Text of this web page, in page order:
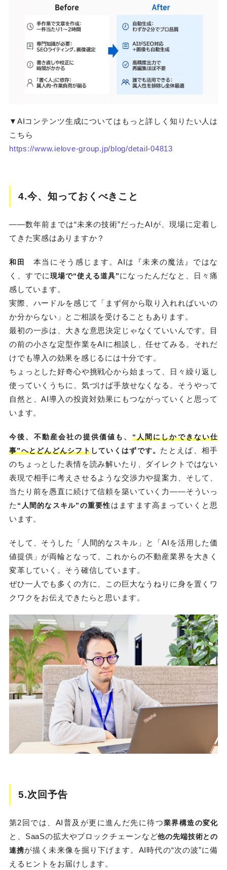
▼AIコンテンツ生成についてはもっと詳しく知りたい人は
こちら
https://www.ielove-group.jp/blog/detail-04813
4.今、知っておくべきこと
――数年前までは“未来の技術”だったAIが、現場に定着し
てきた実感はありますか？
和田
本当にそう感じます。AIは『未来の魔法』ではな
く、すでに現場で“使える道具”になったんだなと、日々痛
感しています。
実際、ハードルを感じて「まず何から取り入れればいいの
か分からない」とご相談を受けることもあります。
最初の一歩は、大きな意思決定じゃなくていいんです。目
の前の小さな定型作業をAIに相談し、任せてみる。それだ
けでも導入の効果を感じるには十分です。
ちょっとした好奇心や挑戦心から始まって、日々繰り返し
使っていくうちに、気づけば手放せなくなる。そうやって
自然と、AI導入の投資対効果にもつながっていくと思って
います。
今後、不動産会社の提供価値も、 “人間にしかできない仕
事”へとどんどんシフトしていくはずです。 たとえば、相手
のちょっとした表情を読み解いたり、ダイレクトではない
表現で相手に考えさせるような交渉力や提案力、そして、
当たり前を愚直に続けて信頼を築いていく力――そういっ
た “人間的なスキル”の重要性はますます高まっていくと思
います。
そして、そうした「人間的なスキル」と「AIを活用した価
値提供」が両輪となって、これからの不動産業界を大きく
変革していく。そう確信しています。
ぜひ一人でも多くの方に、この巨大なうねりに身を置くワ
クワクをお伝えできたらと思います。
5.次回予告
第2回では、AI普及が更に進んだ先に待つ業界構造の変化
と、SaaSの拡大やブロックチェーンなど他の先端技術との
連携が描く未来像を掘り下げます。AI時代の“次の波”に備
えるヒントをお届けします。